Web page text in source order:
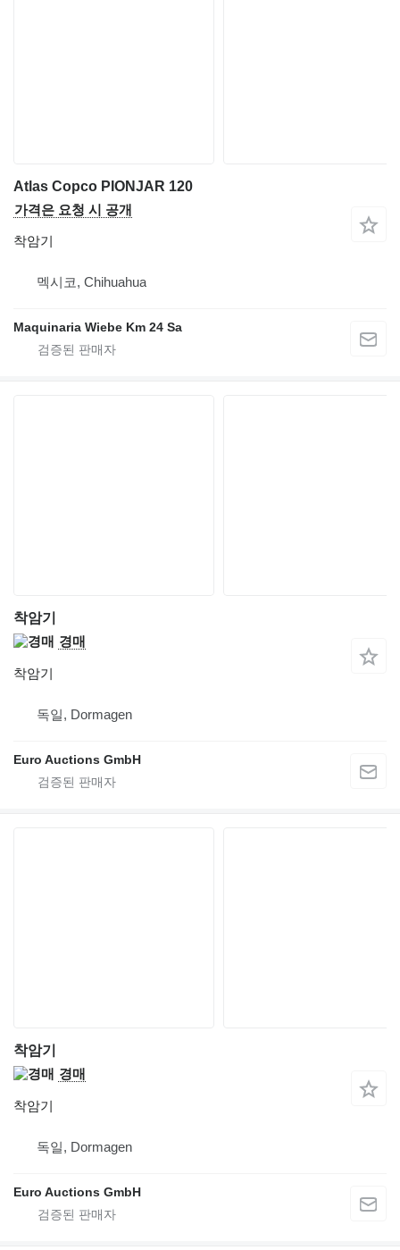
Atlas Copco PIONJAR 120
가격은 요청 시 공개
착암기
멕시코, Chihuahua
Maquinaria Wiebe Km 24 Sa
착암기
경매
착암기
독일, Dormagen
Euro Auctions GmbH
착암기
경매
착암기
독일, Dormagen
Euro Auctions GmbH